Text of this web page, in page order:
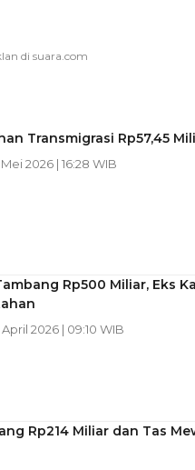
Transmigrasi Rp57,45
2026 | 16:28 WIB
Rp500 Miliar, Eks
April 2026 | 09:10 WIB
Rp214 Miliar dan Tas